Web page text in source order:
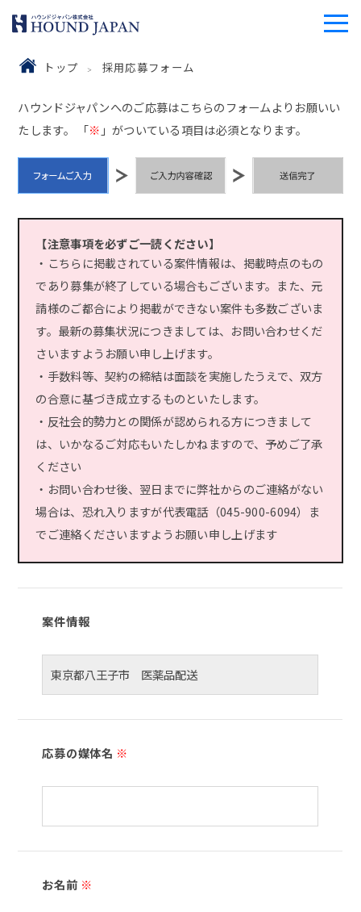
トップ 採用応募フォーム
ハウンドジャパンへのご応募はこちらのフォームよりお願いい
たします。 「※ 」がついている項目は必須となります。
【注意事項を必ずご一読ください】
・こちらに掲載されている案件情報は、掲載時点のもの
であり募集が終了している場合もございます。また、元
請様のご都合により掲載ができない案件も多数ございま
す。最新の募集状況につきましては、お問い合わせくだ
さいますようお願い申し上げます。
・手数料等、契約の締結は面談を実施したうえで、双方
の合意に基づき成立するものといたします。
・反社会的勢力との関係が認められる方につきまして
は、いかなるご対応もいたしかねますので、予めご了承
ください
・お問い合わせ後、翌日までに弊社からのご連絡がない
場合は、恐れ入りますが代表電話（045-900-6094）ま
でご連絡くださいますようお願い申し上げます
案件情報
応募の媒体名 ※
お名前 ※